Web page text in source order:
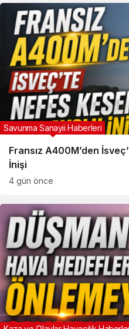
Fransız A400M’den
İnişi
Savunma Sanayii Haberleri
4 gün önce